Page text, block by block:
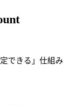
できる」仕組み